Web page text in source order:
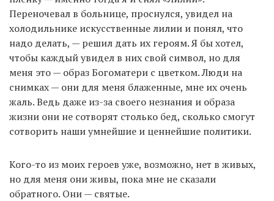
Переночевал в больнице, проснулся, увидел на
холодильнике искусственные лилии и понял, что
надо делать, — решил дать их героям. Я бы хотел,
чтобы каждый увидел в них свой символ, но для
меня это — образ Богоматери с цветком. Люди на
снимках — они для меня блаженные, мне их очень
жаль. Ведь даже из-за своего незнания и образа
жизни они не сотворят столько бед, сколько смогут
сотворить наши умнейшие и ценнейшие политики.
Кого-то из моих героев уже, возможно, нет в живых,
но для меня они живы, пока мне не сказали
обратного. Они — святые.